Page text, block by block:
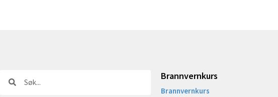
Søk Brannvernkurs
Brannvernkurs